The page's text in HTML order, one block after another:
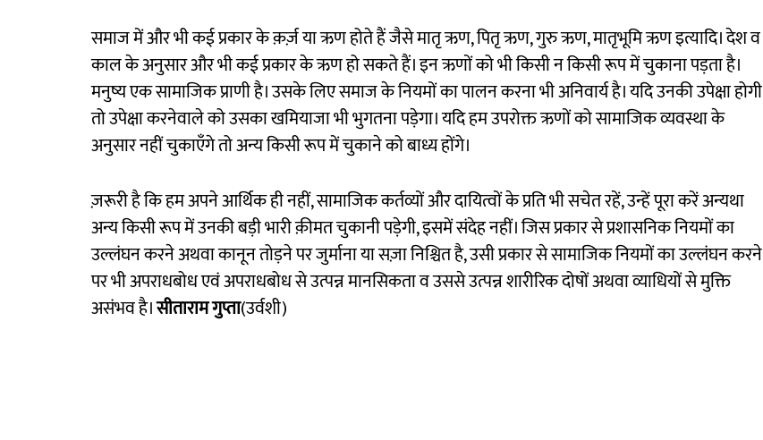
समाज में और भी कई प्रकार के क़र्ज़ या ऋण होते हैं जैसे मातृ ऋण, पितृ ऋण, गुरु ऋण, मातृभूमि ऋण इत्यादि। देश व
काल के अनुसार और भी कई प्रकार के ऋण हो सकते हैं। इन ऋणों को भी किसी न किसी रूप में चुकाना पड़ता है।
मनुष्य एक सामाजिक प्राणी है। उसके लिए समाज के नियमों का पालन करना भी अनिवार्य है। यदि उनकी उपेक्षा होगी
तो उपेक्षा करनेवाले को उसका खमियाजा भी भुगतना पड़ेगा। यदि हम उपरोक्त ऋणों को सामाजिक व्यवस्था के
अनुसार नहीं चुकाएँगे तो अन्य किसी रूप में चुकाने को बाध्य होंगे।
ज़रूरी है कि हम अपने आर्थिक ही नहीं, सामाजिक कर्तव्यों और दायित्वों के प्रति भी सचेत रहें, उन्हें पूरा करें अन्यथा
अन्य किसी रूप में उनकी बड़ी भारी क़ीमत चुकानी पड़ेगी, इसमें संदेह नहीं। जिस प्रकार से प्रशासनिक नियमों का
उल्लंघन करने अथवा कानून तोड़ने पर जुर्माना या सज़ा निश्चित है, उसी प्रकार से सामाजिक नियमों का उल्लंघन करने
पर भी अपराधबोध एवं अपराधबोध से उत्पन्न मानसिकता व उससे उत्पन्न शारीरिक दोषों अथवा व्याधियों से मुक्ति
असंभव है।सीताराम गुप्ता(उर्वशी)